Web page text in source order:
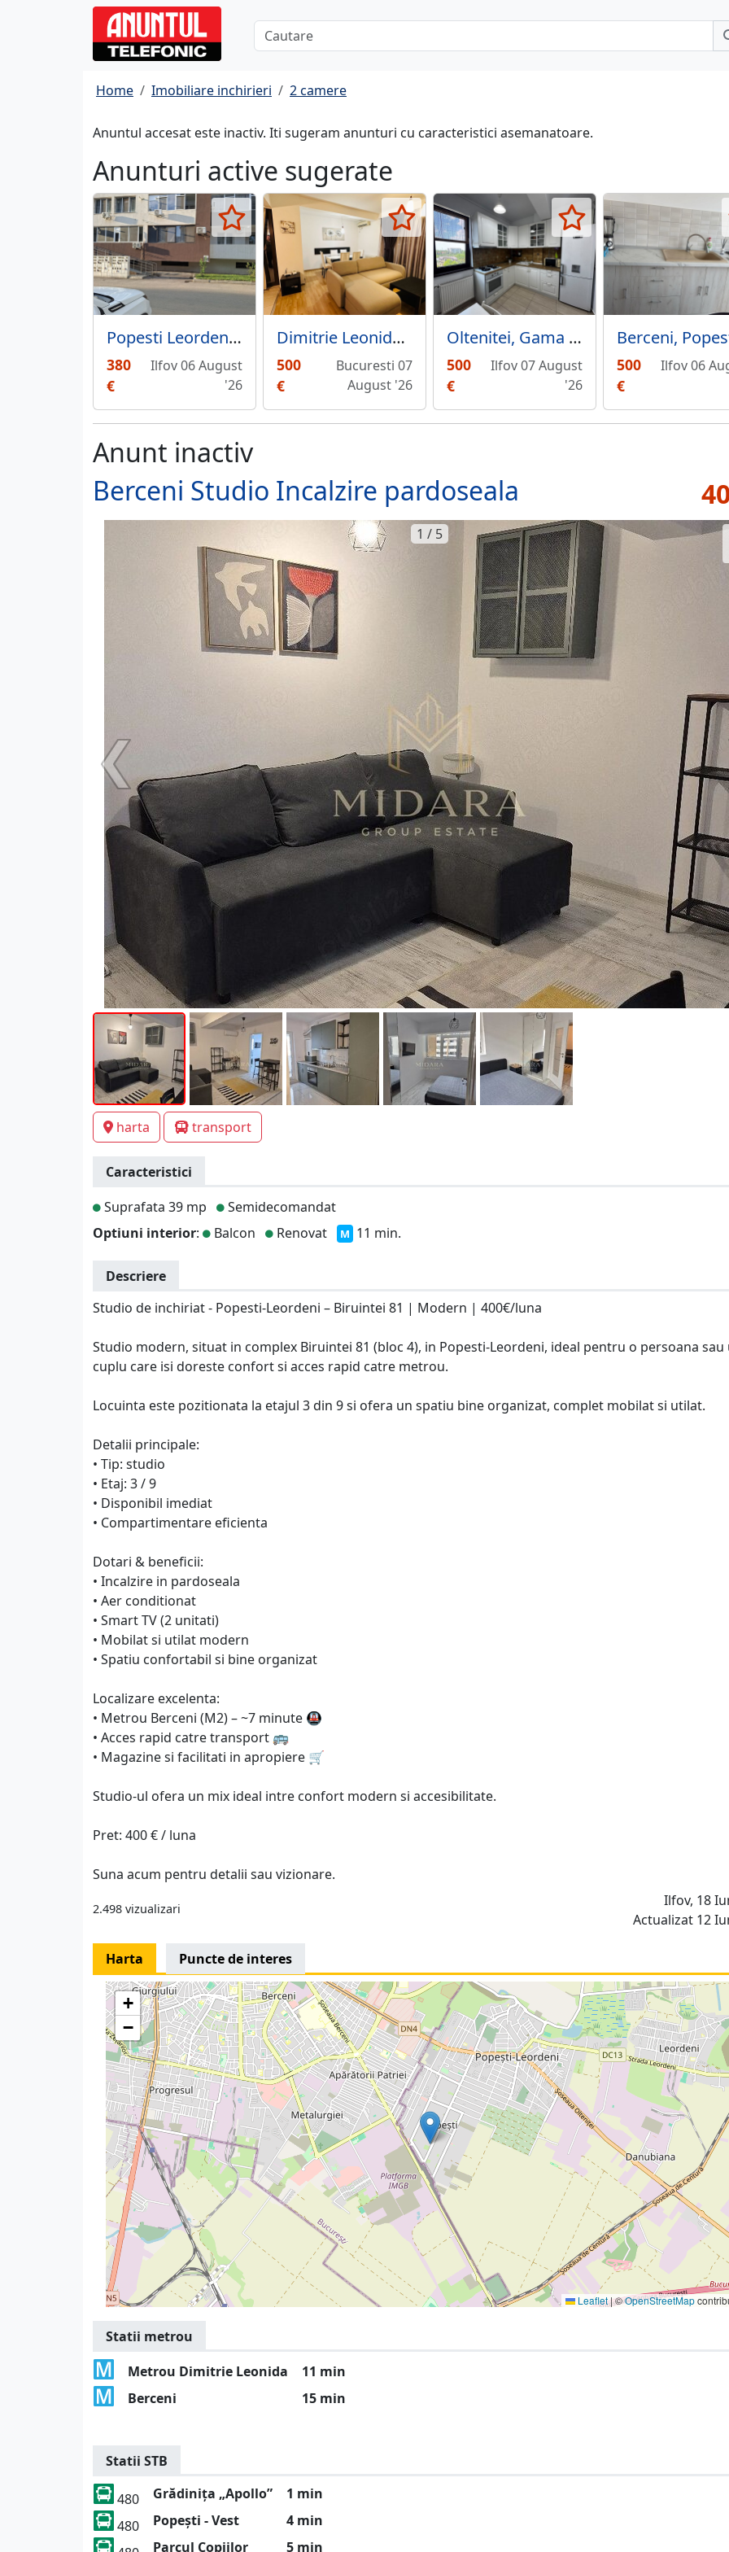
Home Imobiliare inchirieri 2 camere
Anuntul accesat este inactiv. Iti sugeram anunturi cu caracteristici asemanatoare.
Anunturi active sugerate
Popesti Leordeni, strada Biruintei
380
€
Ilfov 06 August
'26
Dimitrie Leonida, Drumul Fermei, 10 min. metrou
500
€
Bucuresti 07
August '26
Oltenitei, Gama Residence,
500
€
Ilfov 07 August
'26
500
€
Ilfov 06
Anunt inactiv
Berceni Studio Incalzire pardoseala
1 / 5
harta transport
Caracteristici
Suprafata 39 mp
Semidecomandat
Optiuni interior: Balcon Renovat M 11 min.
Descriere
Studio de inchiriat - Popesti-Leordeni – Biruintei 81 | Modern | 400€/luna
Studio modern, situat in complex Biruintei 81 (bloc 4), in Popesti-Leordeni, ideal pentru o persoana sau
cuplu care isi doreste confort si acces rapid catre metrou.
Locuinta este pozitionata la etajul 3 din 9 si ofera un spatiu bine organizat, complet mobilat si utilat.
Detalii principale:
• Tip: studio
• Etaj: 3 / 9
• Disponibil imediat
• Compartimentare eficienta
Dotari & beneficii:
• Incalzire in pardoseala
• Aer conditionat
• Smart TV (2 unitati)
• Mobilat si utilat modern
• Spatiu confortabil si bine organizat
Localizare excelenta:
• Metrou Berceni (M2) – ~7 minute 🚇
• Acces rapid catre transport 🚌
• Magazine si facilitati in apropiere 🛒
Studio-ul ofera un mix ideal intre confort modern si accesibilitate.
Pret: 400 € / luna
Suna acum pentru detalii sau vizionare.
2.498 vizualizari
Ilfov, 18
Actualizat 12
Harta Puncte de interes
+
−
Leaflet|©OpenStreetMap
Statii metrou
Metrou Dimitrie Leonida
11 min
Berceni
15 min
Statii STB
480 Grădinița „Apollo”
1 min
480
Popești - Vest
4 min
Parcul Copiilor 5 min